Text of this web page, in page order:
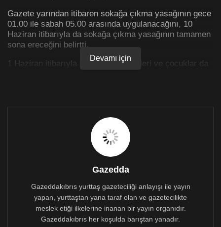
Gazete yarından itibaren sokağa çıkma yasağının gece
01.00 ile sabah 05.00 arasında uygulanacağını, 10
Haziran itibarıyla da sokağa çıkma yasağının tamamen
sona ereceğini belirtti.
1 Haziran itibarıyla evlerde ev sakinleri ve çocuklar da
kapasitesiyle sınırlandırılacağını yazdı.
Habere göre gevşemeler dahilinde yeme-içme
yerlerinin, ilgili protokol temelinde iç alanlarının
açılmasına da izin verilecek.
10 Haziran itibarıyla gece kulüpleri de açılacak.
Gazete spor alanlarına ilişkin kararların ise Rum Spor
Örgütü tarafından açıklanacağını ve tüm kararların 31
Haziran tarihinden itibaren geçerli olacağını yazdı.
Devamı için
Gazedda
Gazeddakıbrıs yurttaş gazeteciliği anlayışı ile yayın
yapan, yurttaştan yana taraf olan ve gazetecilikte
meslek etiği ilkelerine inanan bir yayın organıdır.
Gazeddakıbrıs her koşulda barıştan yanadır.